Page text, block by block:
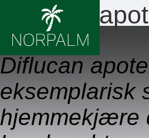
Diflucan
09.08.2026
Diflucan
eksemplarisk
hjemmekjære